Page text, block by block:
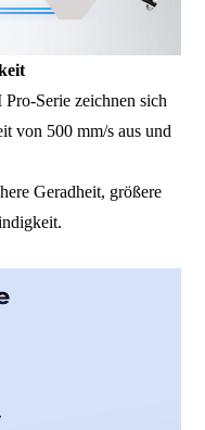
Serie zeichnen sich
von 500 mm/s aus und
Geradheit, größere